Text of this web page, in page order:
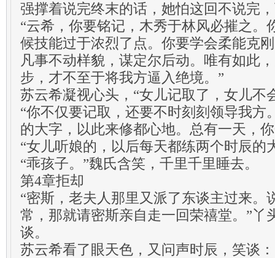
强撑着说完终末的话，她怕这回不说完
“云希，你要铭记，木秀于林风必摧之。
候技能过于浓烈了点。你要学会柔能克
凡事不动样貌，谋定尔后动。唯有如此
步，才不至于将我方逼入绝境。”
苏云希凝视心头，“女儿记取了，女儿不
“你不仅要记取，还要不时刻刻领导我方
的大字，以此来修都心地。总有一天，
“女儿听娘的，以后每天都练两个时辰的
“乖孩子。”魏氏含笑，千里千里睡去。
第4章拒却
“密斯，老夫人那里又派了东谈主过来。
常，那就请密斯亲自走一回荣禧堂。”丫
谈。
苏云希看了眼天色，又问声时辰，笑谈